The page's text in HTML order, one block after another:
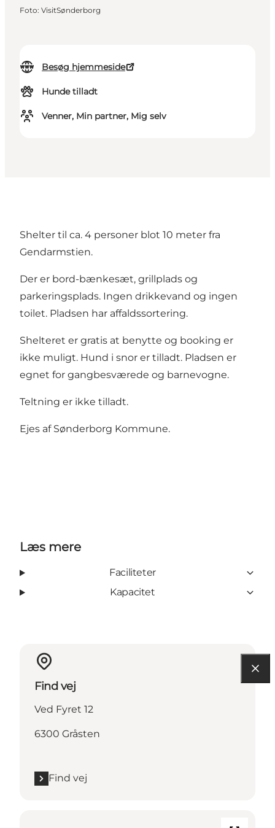
Besøg hjemmeside
Hunde tilladt
Venner, Min partner, Mig selv
Foto: VisitSønderborg
Shelter til ca. 4 personer blot 10 meter fra
Gendarmstien.
Der er bord-bænkesæt, grillplads og
parkeringsplads. Ingen drikkevand og ingen
toilet. Pladsen har affaldssortering.
Shelteret er gratis at benytte og booking er
ikke muligt. Hund i snor er tilladt. Pladsen er
egnet for gangbesværede og barnevogne.
Teltning er ikke tilladt.
Ejes af Sønderborg Kommune.
Læs mere
Faciliteter
Kapacitet
Find vej
Ved Fyret 12
6300 Gråsten
Find vej